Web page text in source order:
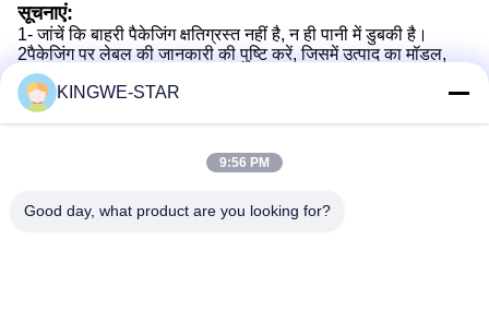
सूचनाएं:
1- जांचें कि बाहरी पैकेजिंग क्षतिग्रस्त नहीं है, न ही पानी में डुबकी है।
2पैकेजिंग पर लेबल की जानकारी की पुष्टि करें, जिसमें उत्पाद का मॉडल,
आकार, रंग और मात्रा आदि शामिल हैं।
3. एक सुचारू स्थापना प्रक्रिया सुनिश्चित करने के लिए स्थापना विधि और
चरणों की पुष्टि करें
5यदि आपको कोई समस्या हो, तो तकनीकी सहायता और मरम्मत सेवा प्राप्त
KINGWE-STAR
9:56 PM
Good day, what product are you looking for?